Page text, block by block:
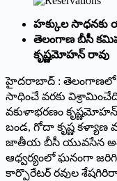
హక్కుల సాధనకు
తెలంగాణ బీసీ
కృష్ణమోహన్ రావు
హైదరాబాద్ : తెలంగాణ‌లో
సాధించే వరకు
వకుళాభరణం కృష్ణమోహన్
బండ, గోదా కృష్ణ కళ్యాణ
జాతీయ బీసీ యువసేన
ఆధ్వర్యంలో ఘనంగా
కార్పొరేటర్ రవుల